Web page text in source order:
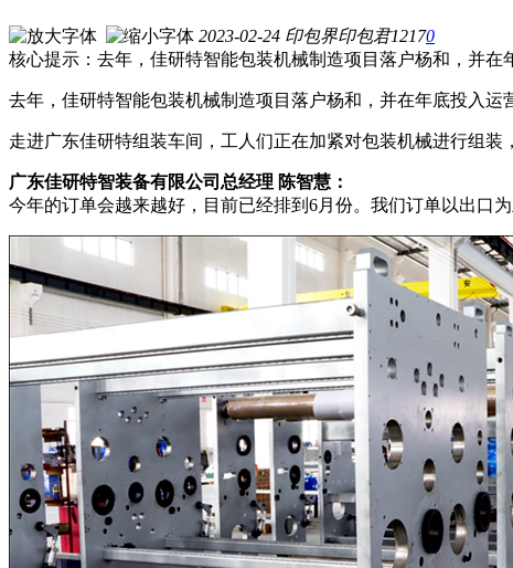
2023-02-24 印包界印包君12170
核心提示：去年，佳研特智能包装机械制造项目落户杨和，并在
去年，佳研特智能包装机械制造项目落户杨和，并在年底投入运
走进广东佳研特组装车间，工人们正在加紧对包装机械进行组
广东佳研特智装备有限公司总经理 陈智慧：
今年的订单会越来越好，目前已经排到6月份。我们订单以出口